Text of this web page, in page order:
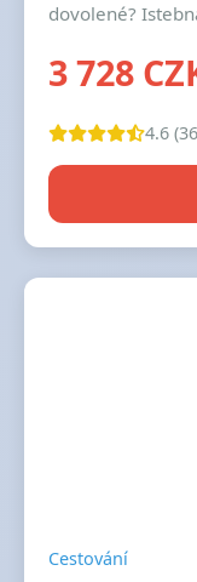
dovolené?
3 728
4.6
Cestování